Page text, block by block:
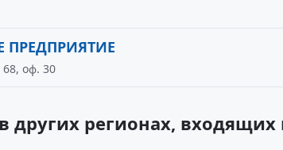
ПРЕДПРИЯТИЕ
оф. 30
других регионах,